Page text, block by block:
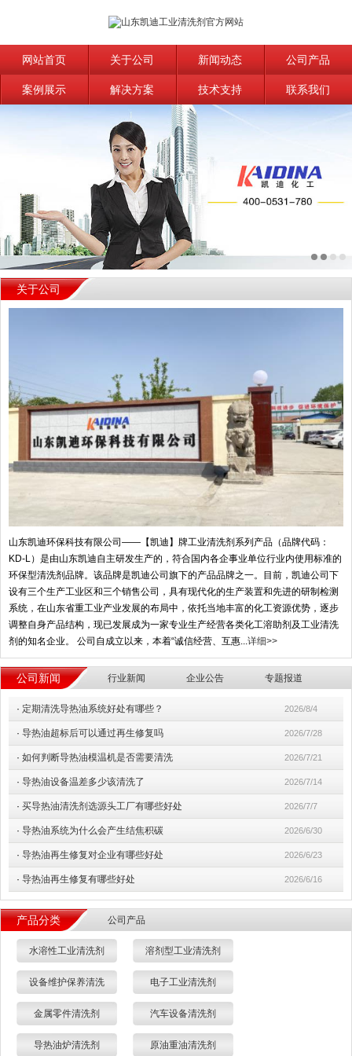
网站首页 关于公司 新闻动态 公司产品
案例展示 解决方案 技术支持 联系我们
关于公司
山东凯迪环保科技有限公司——【凯迪】牌工业清洗剂系列产品（品牌代码：
KD-L）是由山东凯迪自主研发生产的，符合国内各企事业单位行业内使用标准的
环保型清洗剂品牌。该品牌是凯迪公司旗下的产品品牌之一。目前，凯迪公司下
设有三个生产工业区和三个销售公司，具有现代化的生产装置和先进的研制检测
系统，在山东省重工业产业发展的布局中，依托当地丰富的化工资源优势，逐步
调整自身产品结构，现已发展成为一家专业生产经营各类化工溶助剂及工业清洗
剂的知名企业。 公司自成立以来，本着“诚信经营、互惠... 详细>>
公司新闻 行业新闻 企业公告 专题报道
· 定期清洗导热油系统好处有哪些？ 2026/8/4
· 导热油超标后可以通过再生修复吗 2026/7/28
· 如何判断导热油模温机是否需要清洗 2026/7/21
· 导热油设备温差多少该清洗了 2026/7/14
· 买导热油清洗剂选源头工厂有哪些好处 2026/7/7
· 导热油系统为什么会产生结焦积碳 2026/6/30
· 导热油再生修复对企业有哪些好处 2026/6/23
· 导热油再生修复有哪些好处 2026/6/16
产品分类 公司产品
水溶性工业清洗剂 溶剂型工业清洗剂
设备维护保养清洗 电子工业清洗剂
金属零件清洗剂 汽车设备清洗剂
导热油炉清洗剂 原油重油清洗剂